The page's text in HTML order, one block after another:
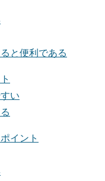
と便利である
い
イント